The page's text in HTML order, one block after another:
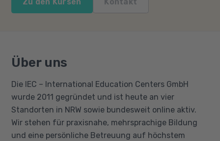
Über uns
Die IEC – International Education Centers GmbH
wurde 2011 gegründet und ist heute an vier
Standorten in NRW sowie bundesweit online aktiv.
Wir stehen für praxisnahe, mehrsprachige Bildung
und eine persönliche Betreuung auf höchstem